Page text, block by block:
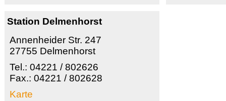
Station Delmenhorst
Annenheider Str. 247
27755 Delmenhorst
Tel.: 04221 / 802626
Fax.: 04221 / 802628
Karte